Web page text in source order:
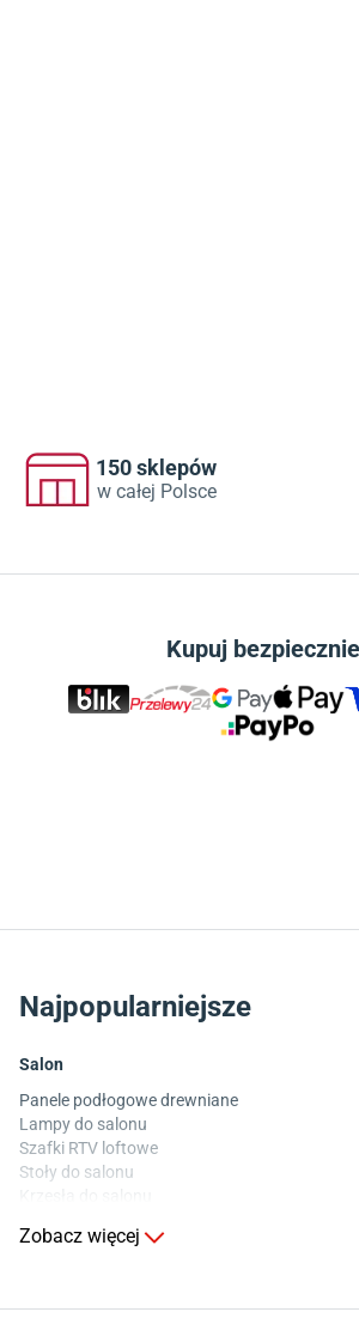
150 sklepów
w całej Polsce
Kupuj
Najpopularniejsze
Salon
Panele podłogowe drewniane
Lampy do salonu
Szafki RTV loftowe
Stoły do salonu
Zobacz więcej